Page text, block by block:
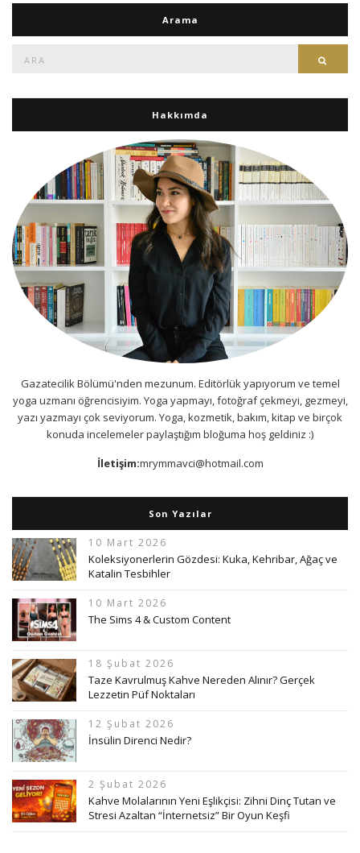
Arama
Hakkımda
Gazatecilik Bölümü'nden mezunum. Editörlük yapıyorum ve temel
yoga uzmanı öğrencisiyim. Yoga yapmayı, fotoğraf çekmeyi, gezmeyi,
yazı yazmayı çok seviyorum. Yoga, kozmetik, bakım, kitap ve birçok
konuda incelemeler paylaştığım bloğuma hoş geldiniz :)
İletişim:mrymmavci@hotmail.com
Son Yazılar
10 Mart 2026
Koleksiyonerlerin Gözdesi: Kuka, Kehribar, Ağaç ve
Katalin Tesbihler
10 Mart 2026
The Sims 4 & Custom Content
18 Şubat 2026
Taze Kavrulmuş Kahve Nereden Alınır? Gerçek
Lezzetin Püf Noktaları
12 Şubat 2026
İnsülin Direnci Nedir?
2 Şubat 2026
Kahve Molalarının Yeni Eşlikçisi: Zihni Dinç Tutan ve
Stresi Azaltan “İnternetsiz” Bir Oyun Keşfi